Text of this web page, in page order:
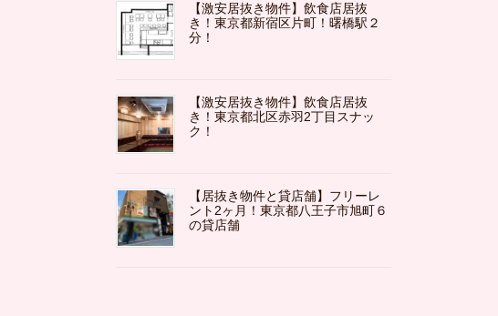
【激安居抜き物件】飲食店居抜
き！東京都新宿区片町！曙橋駅２
分！
【激安居抜き物件】飲食店居抜
き！東京都北区赤羽2丁目スナッ
ク！
【居抜き物件と貸店舗】フリーレ
ント2ヶ月！東京都八王子市旭町６
の貸店舗